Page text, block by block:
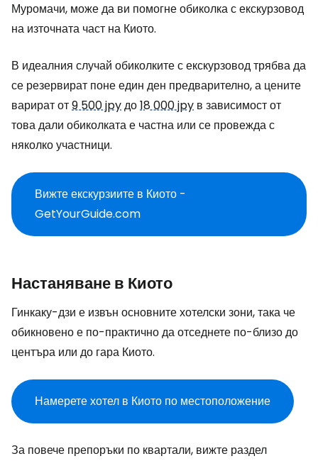
Муромачи, може да ви помогне обиколка с екскурзовод
на източната част на Киото.
В идеалния случай обиколките с екскурзовод трябва да
се резервират поне един ден предварително, а цените
варират от9 500 jpyдо18 000 jpy в зависимост от
това дали обиколката е частна или се провежда с
няколко участници.
Вижте екскурзиите в Киото -
GetYourGuide.com
Настаняване в Киото
Гинкаку-дзи е извън основните хотелски зони, така че
обикновено е по-практично да отседнете по-близо до
центъра или до гара Киото.
Намерете хотел в Киото по местоположение
За повече препоръки по квартали, вижте раздел